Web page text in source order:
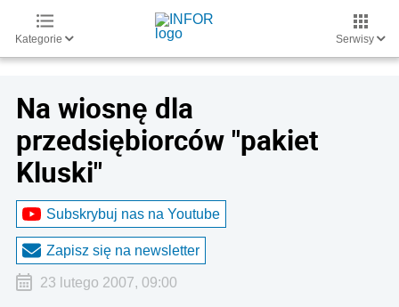
Kategorie Serwisy
Na wiosnę dla
przedsiębiorców "pakiet
Kluski"
Subskrybuj nas na Youtube
Zapisz się na newsletter
23 lutego 2007, 09:00